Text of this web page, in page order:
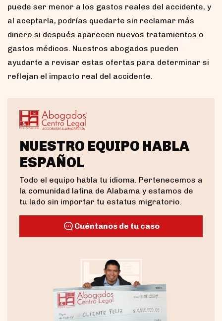
puede ser menor a los gastos reales del accidente, y
al aceptarla, podrías quedarte sin reclamar más
dinero si después aparecen nuevos tratamientos o
gastos médicos. Nuestros abogados pueden
ayudarte a revisar estas ofertas para determinar si
reflejan el impacto real del accidente.
NUESTRO EQUIPO HABLA
ESPAÑOL
Todo el equipo habla tu idioma. Pertenecemos a
la comunidad latina de Alabama y estamos de
tu lado sin importar tu estatus migratorio.
Cuéntanos de tu caso